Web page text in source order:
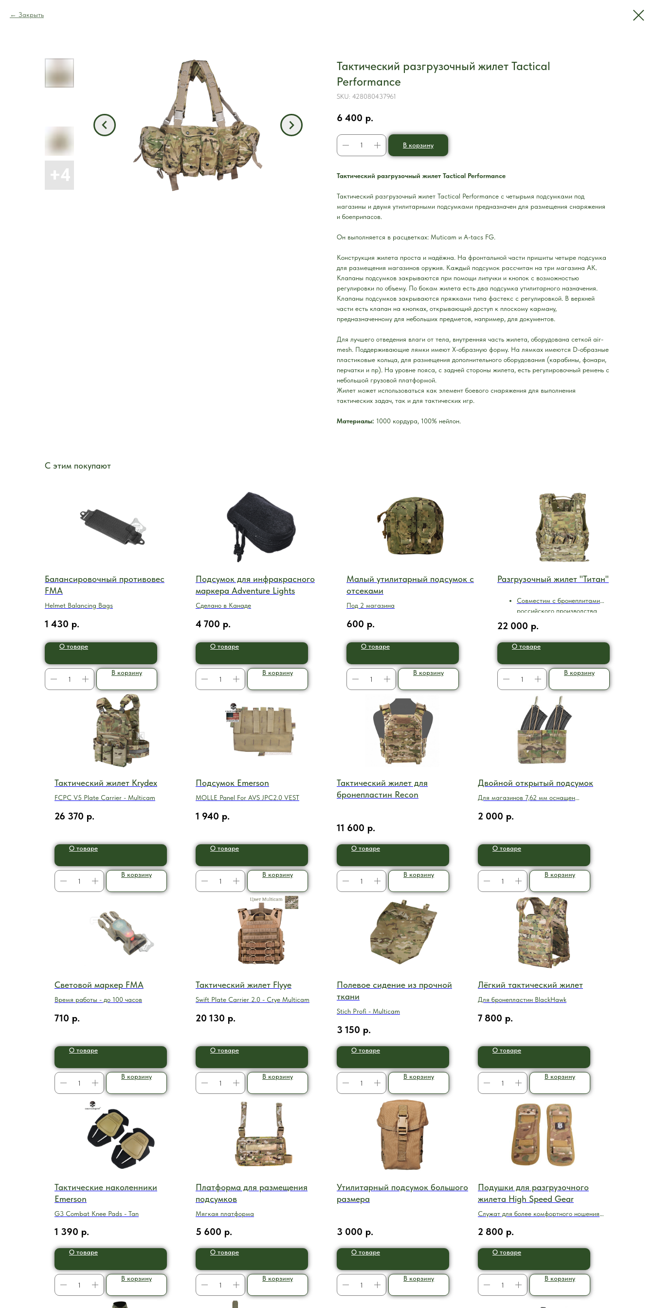
Закрыть
Тактический разгрузочный жилет Tactical
Performance
SKU: 428080437961
6 400 р.
В корзину
Тактический разгрузочный жилет Tactical Performance
Тактический разгрузочный жилет Tactical Performance с четырьмя подсумками под
магазины и двумя утилитарными подсумками предназначен для размещения снаряжения
и боеприпасов.
Он выполняется в расцветках: Muticam и A-tacs FG.
Конструкция жилета проста и надёжна. На фронтальной части пришиты четыре подсумка
для размещения магазинов оружия. Каждый подсумок рассчитан на три магазина АК.
Клапаны подсумков закрываются при помощи липучки и кнопок с возможностью
регулировки по объему. По бокам жилета есть два подсумка утилитарного назначения.
Клапаны подсумков закрываются пряжками типа фастекс с регулировкой. В верхней
части есть клапан на кнопках, открывающий доступ к плоскому карману,
предназначенному для небольших предметов, например, для документов.
Для лучшего отведения влаги от тела, внутренняя часть жилета, оборудована сеткой air-
mesh. Поддерживающие лямки имеют Х-образную форму. На лямках имеются D-образные
пластиковые кольца, для размещения дополнительного оборудования (карабины, фонари,
перчатки и пр). На уровне пояса, с задней стороны жилета, есть регулировочный ремень с
небольшой грузовой платформой.
Жилет может использоваться как элемент боевого снаряжения для выполнения
тактических задач, так и для тактических игр.
Материалы: 1000 кордура, 100% нейлон.
С этим покупают
Балансировочный противовес
FMA
Helmet Balancing Bags
1 430 р.
О товаре
В корзину
Подсумок для инфракрасного
маркера Adventure Lights
Сделано в Канаде
4 700 р.
О товаре
В корзину
Малый утилитарный подсумок с
отсеками
Под 2 магазина
600 р.
О товаре
В корзину
Разгрузочный жилет "Титан"
Совместим с бронеплитами
российского производства
22 000 р.
О товаре
В корзину
Тактический жилет Krydex
FCPC V5 Plate Carrier - Multicam
26 370 р.
О товаре
В корзину
Подсумок Emerson
MOLLE Panel For AVS JPC2.0 VEST
1 940 р.
О товаре
В корзину
Тактический жилет для
бронепластин Recon
11 600 р.
О товаре
В корзину
Двойной открытый подсумок
Для магазинов 7,62 мм оснащен
быстрой и легкой замены магазина
2 000 р.
О товаре
В корзину
Световой маркер FMA
Время работы - до 100 часов
710 р.
О товаре
В корзину
Тактический жилет Flyye
Swift Plate Carrier 2.0 - Crye Multicam
20 130 р.
О товаре
В корзину
Полевое сидение из прочной
ткани
Stich Profi - Multicam
3 150 р.
О товаре
В корзину
Лёгкий тактический жилет
Для бронепластин BlackHawk
7 800 р.
О товаре
В корзину
Тактические наколенники
Emerson
G3 Combat Knee Pads - Tan
1 390 р.
О товаре
В корзину
Платформа для размещения
подсумков
Мягкая платформа
5 600 р.
О товаре
В корзину
Утилитарный подсумок большого
размера
3 000 р.
О товаре
В корзину
Подушки для разгрузочного
жилета High Speed Gear
Служат для более комфортного ношения
2 800 р.
О товаре
В корзину